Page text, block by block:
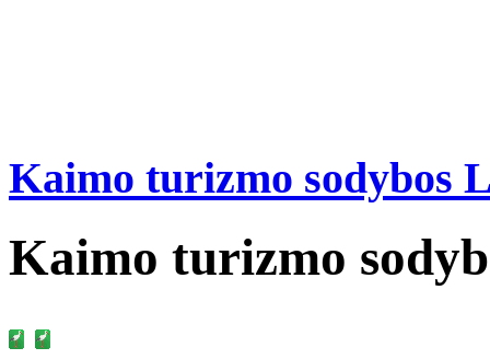
Kaimo turizmo sodybos
Kaimo turizmo